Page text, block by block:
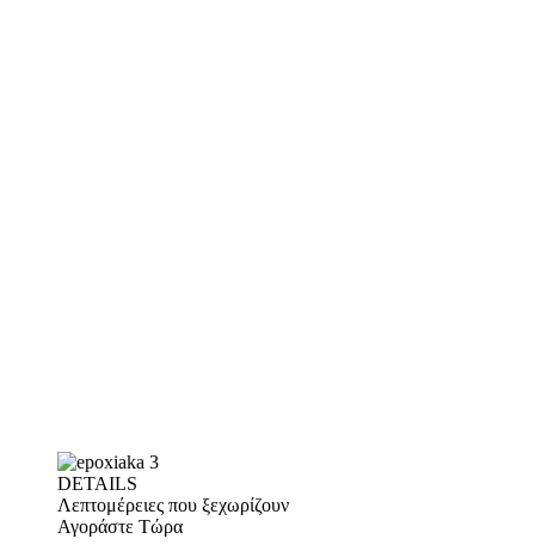
DETAILS
Λεπτομέρειες που ξεχωρίζουν
Αγοράστε Τώρα